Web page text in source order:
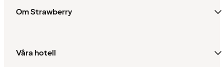
Om Strawberry
Våra hotell